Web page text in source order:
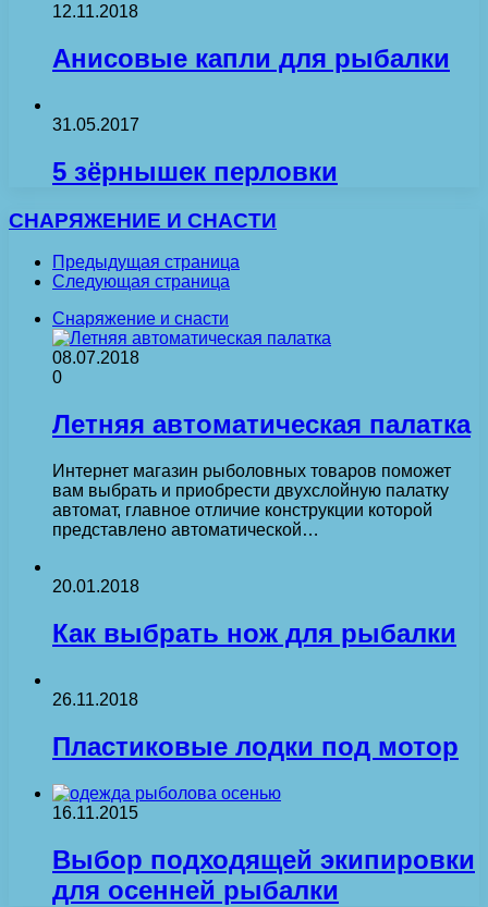
12.11.2018
Анисовые капли для рыбалки
31.05.2017
5 зёрнышек перловки
СНАРЯЖЕНИЕ И СНАСТИ
Предыдущая страница
Следующая страница
Снаряжение и снасти
08.07.2018
0
Летняя автоматическая палатка
Интернет магазин рыболовных товаров поможет
вам выбрать и приобрести двухслойную палатку
автомат, главное отличие конструкции которой
представлено автоматической…
20.01.2018
Как выбрать нож для рыбалки
26.11.2018
Пластиковые лодки под мотор
16.11.2015
Выбор подходящей экипировки
для осенней рыбалки